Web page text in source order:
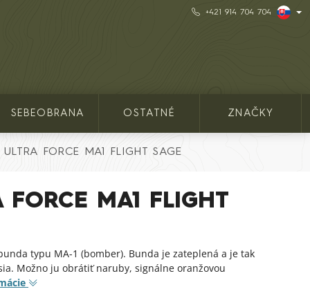
+421 914 704 704
SEBEOBRANA OSTATNÉ ZNAČKY
FORCE MA1 FLIGHT SAGE
FORCE MA1 FLIGHT
typu MA-1 (bomber). Bunda je zateplená a je tak
Možno ju obrátiť naruby, signálne oranžovou